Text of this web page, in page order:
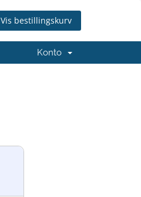
Vis bestillingskurv
Konto